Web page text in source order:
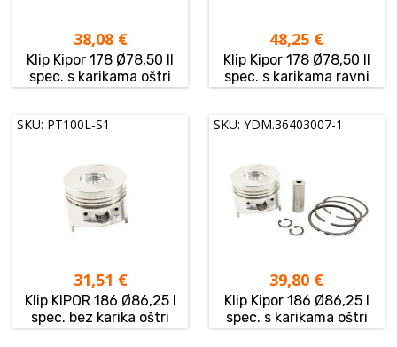
38,08 €
Klip Kipor 178 Ø78,50 II
spec. s karikama oštri
48,25 €
Klip Kipor 178 Ø78,50 II
spec. s karikama ravni
SKU: PT100L-S1
31,51 €
Klip KIPOR 186 Ø86,25 I
spec. bez karika oštri
SKU: YDM.36403007-1
39,80 €
Klip Kipor 186 Ø86,25 I
spec. s karikama oštri